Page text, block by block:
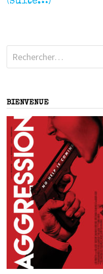
Rechercher :
BIENVENUE